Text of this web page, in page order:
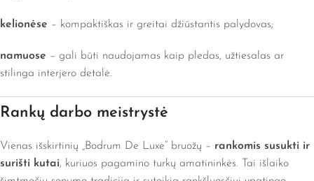
kelionėse – kompaktiškas ir greitai džiūstantis palydovas;
namuose – gali būti naudojamas kaip pledas, užtiesalas ar
stilinga interjero detalė.
Rankų darbo meistrystė
Vienas išskirtinių „Bodrum De Luxe“ bruožų – rankomis susukti ir
surišti kutai, kuriuos pagamino turkų amatininkės. Tai išlaiko